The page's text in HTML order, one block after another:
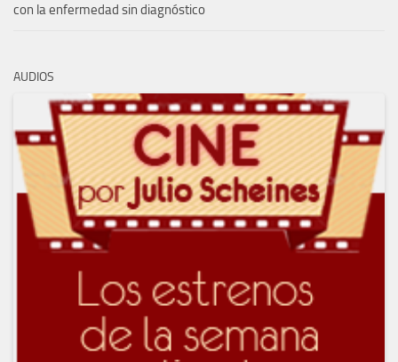
con la enfermedad sin diagnóstico
AUDIOS